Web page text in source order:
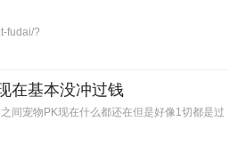
fudai/?
在基本没冲过钱
间宠物PK现在什么都还在但是好像1切都是过